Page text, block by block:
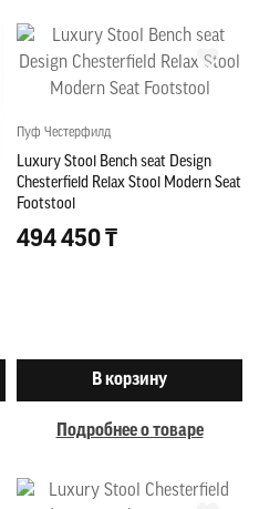
Пуф Честерфилд
Luxury Stool Bench seat Design
Chesterfield Relax Stool Modern Seat
Footstool
494 450 ₸
В корзину
Подробнее о товаре